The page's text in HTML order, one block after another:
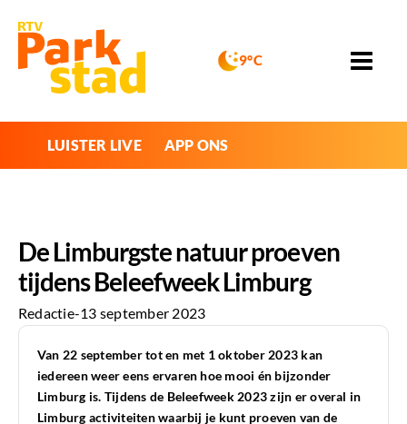
9°C
LUISTER LIVE APP ONS
De Limburgste natuur proeven
tijdens Beleefweek Limburg
Redactie-13 september 2023
Van 22 september tot en met 1 oktober 2023 kan
iedereen weer eens ervaren hoe mooi én bijzonder
Limburg is. Tijdens de Beleefweek 2023 zijn er overal in
Limburg activiteiten waarbij je kunt proeven van de